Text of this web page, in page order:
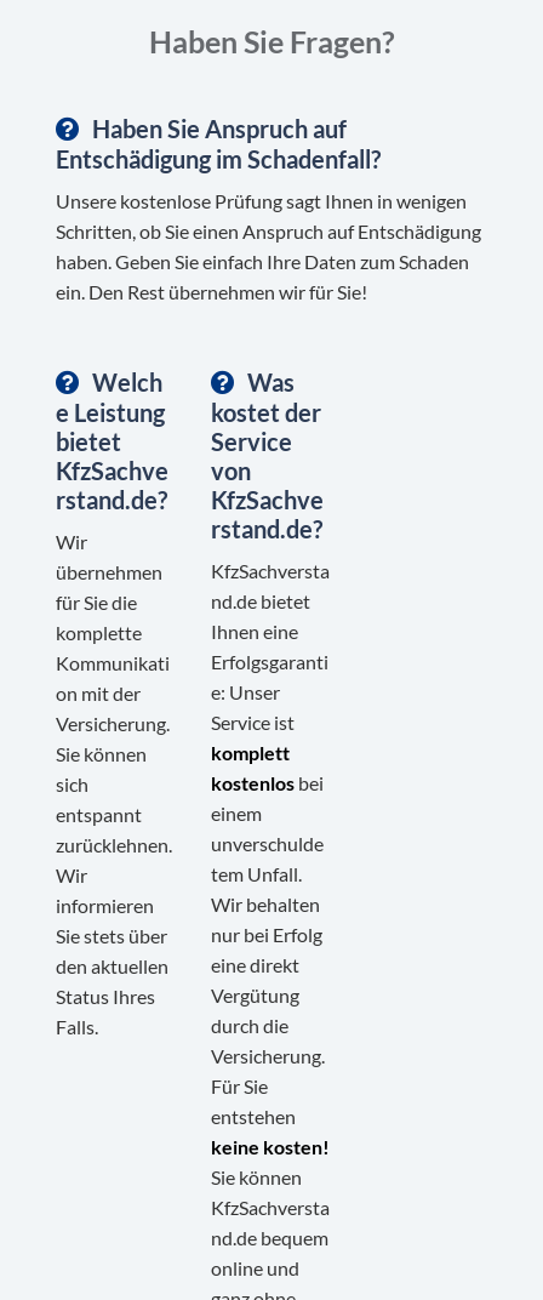
Haben Sie Fragen?
Haben Sie Anspruch auf
Entschädigung im Schadenfall?
Unsere kostenlose Prüfung sagt Ihnen in wenigen
Schritten, ob Sie einen Anspruch auf Entschädigung
haben. Geben Sie einfach Ihre Daten zum Schaden
ein. Den Rest übernehmen wir für Sie!
Welch
e Leistung
bietet
KfzSachve
rstand.de?
Wir
übernehmen
für Sie die
komplette
Kommunikati
on mit der
Versicherung.
Sie können
sich
entspannt
zurücklehnen.
Wir
informieren
Sie stets über
den aktuellen
Status Ihres
Falls.
Was
kostet der
Service
von
KfzSachve
rstand.de?
KfzSachversta
nd.de bietet
Ihnen eine
Erfolgsgaranti
e: Unser
Service ist
komplett
kostenlos bei
einem
unverschulde
tem Unfall.
Wir behalten
nur bei Erfolg
eine direkt
Vergütung
durch die
Versicherung.
Für Sie
entstehen
keine kosten!
Sie können
KfzSachversta
nd.de bequem
online und